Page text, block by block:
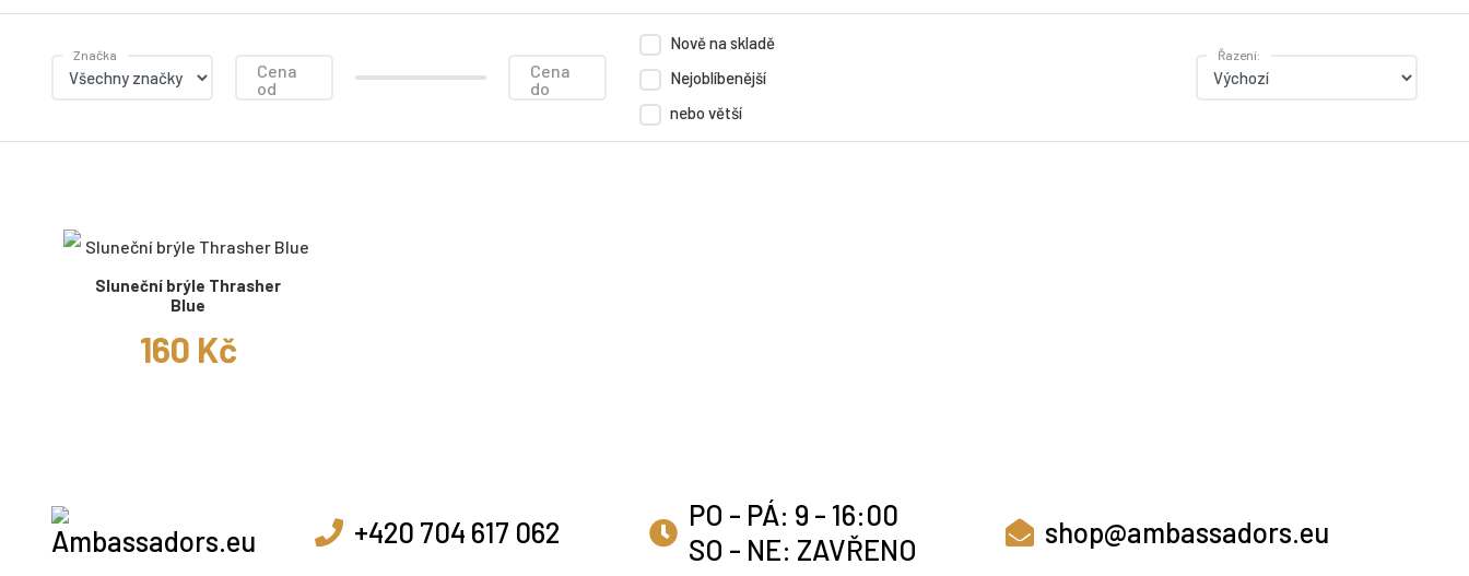
Značka
Cena
od
Cena
do
Nově na skladě
Nejoblíbenější
nebo větší
Řazení:
Sluneční brýle Thrasher
Blue
160 Kč
+420 704 617 062
PO - PÁ: 9 - 16:00
SO - NE: ZAVŘENO
shop@ambassadors.eu